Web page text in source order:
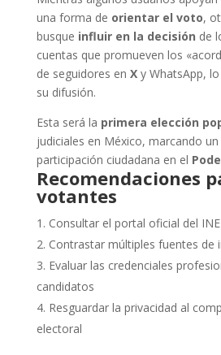
una forma de orientar el voto,
busque influir en la decisión de
cuentas que promueven los
de seguidores en X y WhatsApp,
su difusión.
Esta será la primera elección
judiciales en México, marcando
participación ciudadana en el
Recomendaciones
votantes
Consultar el portal oficial del
Contrastar múltiples fuentes de
Evaluar las credenciales
candidatos
Resguardar la privacidad al
electoral